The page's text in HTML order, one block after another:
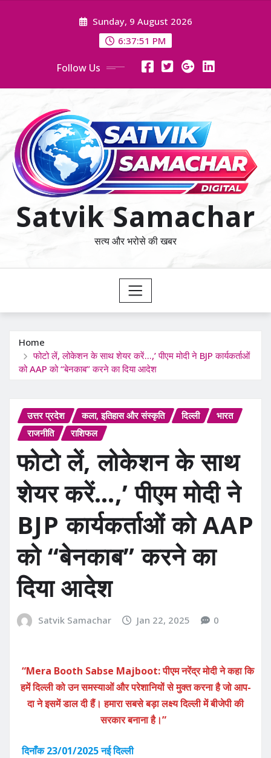
Sunday, 9 August 2026
6:37:52 PM
Follow Us
Satvik Samachar
सत्य और भरोसे की खबर
Home
फोटो लें, लोकेशन के साथ शेयर करें…,’ पीएम मोदी ने BJP कार्यकर्ताओं
को AAP को “बेनकाब” करने का दिया आदेश
उत्तर प्रदेश कला, इतिहास और संस्कृति दिल्ली
भारत
राजनीति
राशिफल
फोटो लें, लोकेशन के साथ
शेयर करें…,’ पीएम मोदी ने
BJP कार्यकर्ताओं को AAP
को “बेनकाब” करने का
दिया आदेश
Satvik Samachar Jan 22, 2025 0
“Mera Booth Sabse Majboot: पीएम नरेंद्र मोदी ने कहा कि
हमें दिल्ली को उन समस्याओं और परेशानियों से मुक्त करना है जो आप-
दा ने इसमें डाल दी हैं। हमारा सबसे बड़ा लक्ष्य दिल्ली में बीजेपी की
सरकार बनाना है।”
दिनाँक 23/01/2025 नई दिल्ली